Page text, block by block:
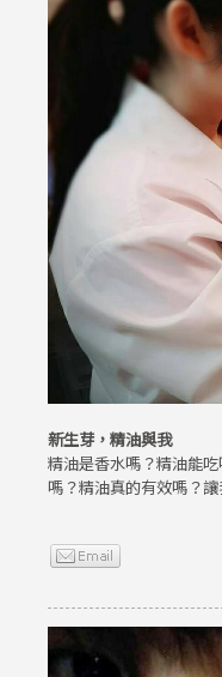
新生芽，精油與我
精油是香水嗎？精油能
嗎？精油真的有效嗎？